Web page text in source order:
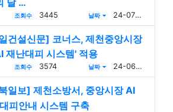
조회수 3445 날짜 24-07-02
건설신문] 코너스, 제천중앙시장
재난대피 시스템' 적용
조회수 3574 날짜 24-06-19
일보] 제천소방서, 중앙시장 AI
피안내 시스템 구축